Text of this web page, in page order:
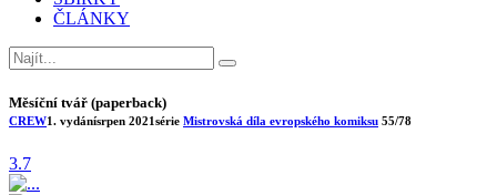
ČLÁNKY
Měsíční tvář (paperback)
CREW1. vydánísrpen 2021série Mistrovská díla evropského komiksu 55/78
3.7